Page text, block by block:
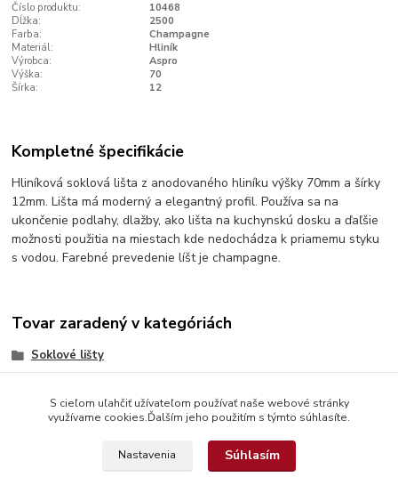
Číslo produktu:
10468
Dĺžka:
2500
Farba:
Champagne
Materiál:
Hliník
Výrobca:
Aspro
Výška:
70
Šírka:
12
Kompletné špecifikácie
Hliníková soklová lišta z anodovaného hliníku výšky 70mm a šírky
12mm. Lišta má moderný a elegantný profil. Používa sa na
ukončenie podlahy, dlažby, ako lišta na kuchynskú dosku a ďaľšie
možnosti použitia na miestach kde nedochádza k priamemu styku
s vodou. Farebné prevedenie líšt je champagne.
Tovar zaradený v kategóriách
Soklové lišty
S cieľom uľahčiť užívateľom používať naše webové stránky
využívame cookies.Ďalším jeho použitím s týmto súhlasíte.
Nastavenia Súhlasím